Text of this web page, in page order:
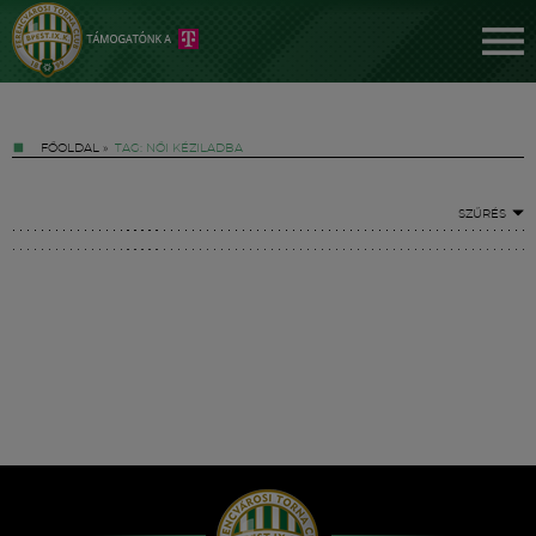
FŐOLDAL » TAG: NŐI KÉZILADBA
SZŰRÉS
Hírek